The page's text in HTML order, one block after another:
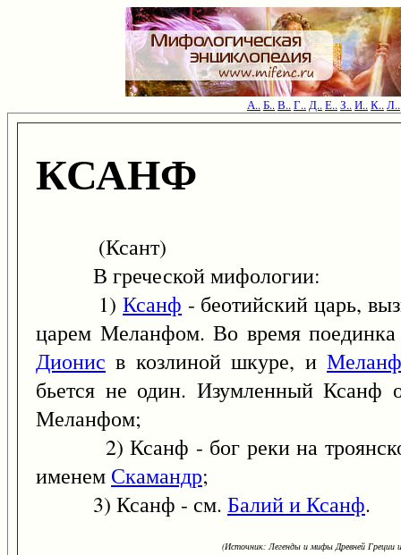
А..Б..В..Г..Д..Е..З..И..К..Л..
КСАНФ
(Ксант)
В греческой мифологии:
1)Ксанф - беотийский царь,
царем Меланфом. Во время
Дионис в козлиной шкуре, и Меланф
бьется не один. Изумленный Ксанф
Меланфом;
2) Ксанф - бог реки на
именем Скамандр;
3) Ксанф - см. Балий и Ксанф.
(Источник: Легенды и мифы Древней